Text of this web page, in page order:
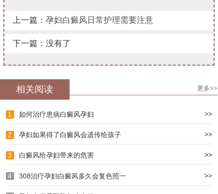
上一篇： 孕妇白癜风日常护理需要注意
下一篇：没有了
相关阅读 更多>>
1 如何治疗患病白癜风孕妇 >>
2 孕妇如果得了白癜风会遗传给孩子 >>
3 白癜风给孕妇带来的危害 >>
4 308治疗孕妇白癜风多久会复色照一 >>